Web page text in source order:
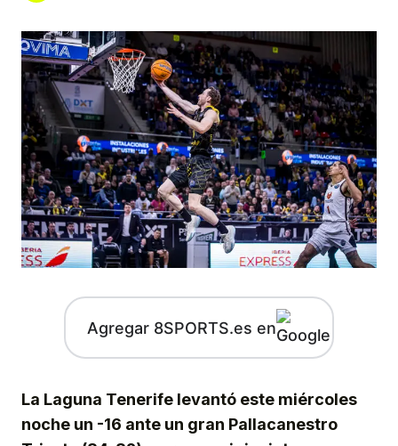
Agregar 8SPORTS.es en
La Laguna Tenerife levantó este miércoles
noche un -16 ante un gran Pallacanestro